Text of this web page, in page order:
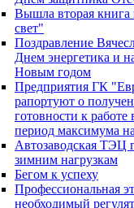
Вышла вторая
свет"
Поздравление
Днем энергетика и
Новым годом
Предприятия ГК
рапортуют о
готовности к
период максимума
Автозаводская ТЭЦ
зимним нагрузкам
Бегом к успеху
Профессиональная
необходимый